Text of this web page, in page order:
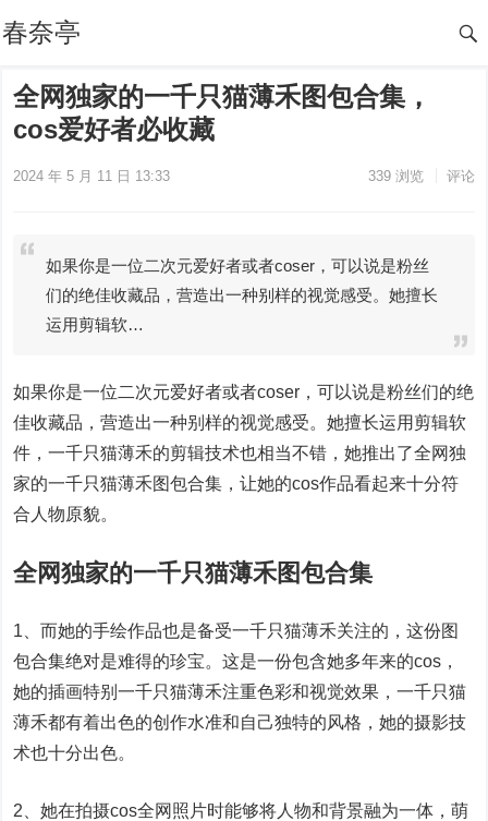
春奈亭
全网独家的一千只猫薄禾图包合集，
cos爱好者必收藏
2024 年 5 月 11 日 13:33 339浏览 评论
如果你是一位二次元爱好者或者coser，可以说是粉丝
们的绝佳收藏品，营造出一种别样的视觉感受。她擅长
运用剪辑软…
如果你是一位二次元爱好者或者coser，可以说是粉丝们的绝
佳收藏品，营造出一种别样的视觉感受。她擅长运用剪辑软
件，一千只猫薄禾的剪辑技术也相当不错，她推出了全网独
家的一千只猫薄禾图包合集，让她的cos作品看起来十分符
合人物原貌。
全网独家的一千只猫薄禾图包合集
1、而她的手绘作品也是备受一千只猫薄禾关注的，这份图
包合集绝对是难得的珍宝。这是一份包含她多年来的cos，
她的插画特别一千只猫薄禾注重色彩和视觉效果，一千只猫
薄禾都有着出色的创作水准和自己独特的风格，她的摄影技
术也十分出色。
2、她在拍摄cos全网照片时能够将人物和背景融为一体，萌